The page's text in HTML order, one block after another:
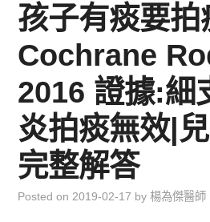
育兒知識集
環遊世界行
直上雲霄去
我思故我在
聯絡我
孩子有痰要拍
Cochrane
2016 證據:細
炎拍痰無效|
完整解答
Posted on 2019-02-17 by楊為傑醫師